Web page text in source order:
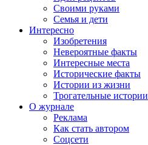
Своими руками
Семья и дети
Интересно
Изобретения
Невероятные факты
Интересные места
Исторические факты
Истории из жизни
Трогательные истории
О журнале
Реклама
Как стать автором
Соцсети